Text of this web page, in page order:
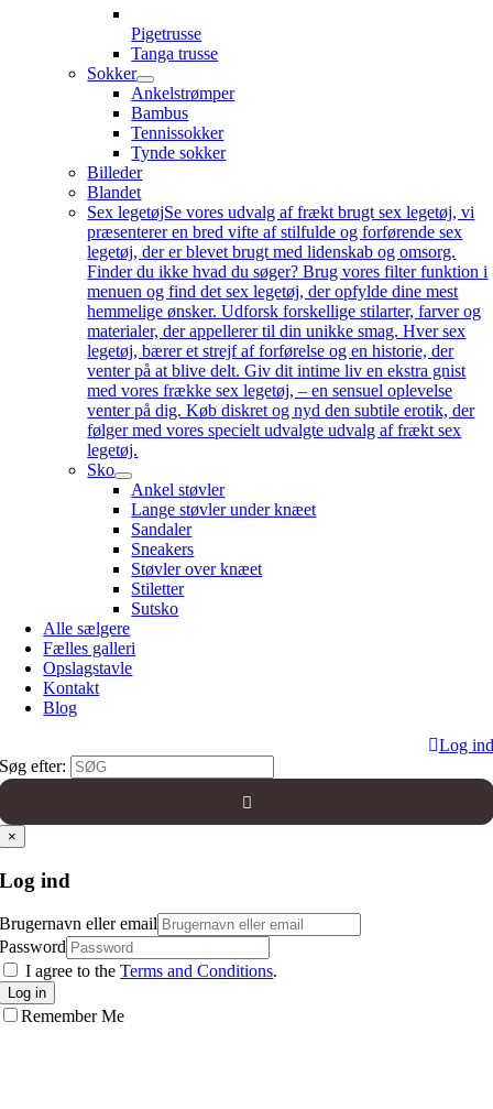
Pigetrusse
Tanga trusse
Sokker
Ankelstrømper
Bambus
Tennissokker
Tynde sokker
Billeder
Blandet
Sex legetøjSe vores udvalg af frækt brugt sex legetøj, vi
præsenterer en bred vifte af stilfulde og forførende sex
legetøj, der er blevet brugt med lidenskab og omsorg.
Finder du ikke hvad du søger? Brug vores filter funktion i
menuen og find det sex legetøj, der opfylde dine mest
hemmelige ønsker. Udforsk forskellige stilarter, farver og
materialer, der appellerer til din unikke smag. Hver sex
legetøj, bærer et strejf af forførelse og en historie, der
venter på at blive delt. Giv dit intime liv en ekstra gnist
med vores frække sex legetøj, – en sensuel oplevelse
venter på dig. Køb diskret og nyd den subtile erotik, der
følger med vores specielt udvalgte udvalg af frækt sex
legetøj.
Sko
Ankel støvler
Lange støvler under knæet
Sandaler
Sneakers
Støvler over knæet
Stiletter
Sutsko
Alle sælgere
Fælles galleri
Opslagstavle
Kontakt
Blog
Log ind
Søg efter:
×
Log ind
Brugernavn eller email
Password
I agree to theTerms and Conditions.
Log in
Remember Me